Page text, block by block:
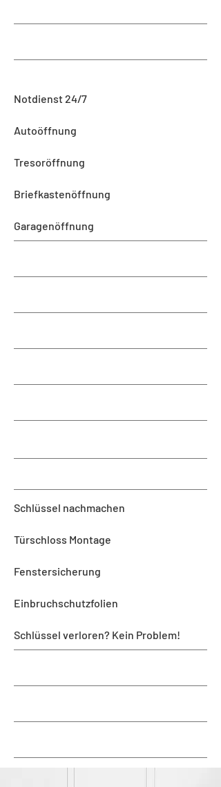
Notdienst 24/7
Autoöffnung
Tresoröffnung
Briefkastenöffnung
Garagenöffnung
Schlüssel nachmachen
Türschloss Montage
Fenstersicherung
Einbruchschutzfolien
Schlüssel verloren? Kein Problem!